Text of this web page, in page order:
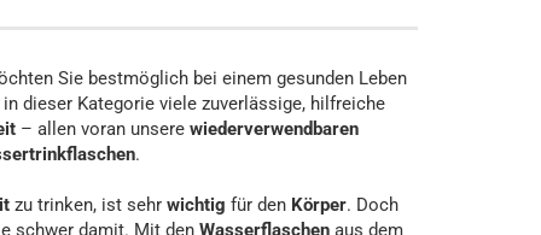
Sie bestmöglich bei einem gesunden Leben
dieser Kategorie viele zuverlässige, hilfreiche
– allen voran unsere wiederverwendbaren
.
zu trinken, ist sehrwichtigfür den Körper. Doch
schwer damit. Mit denWasserflaschenaus dem